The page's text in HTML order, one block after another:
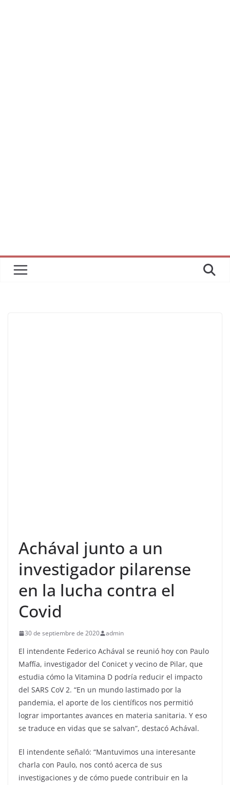
Achával junto a un
investigador pilarense
en la lucha contra el
Covid
30 de septiembre de 2020 admin
El intendente Federico Achával se reunió hoy con Paulo
Maffía, investigador del Conicet y vecino de Pilar, que
estudia cómo la Vitamina D podría reducir el impacto
del SARS CoV 2. “En un mundo lastimado por la
pandemia, el aporte de los científicos nos permitió
lograr importantes avances en materia sanitaria. Y eso
se traduce en vidas que se salvan”, destacó Achával.
El intendente señaló: “Mantuvimos una interesante
charla con Paulo, nos contó acerca de sus
investigaciones y de cómo puede contribuir en la